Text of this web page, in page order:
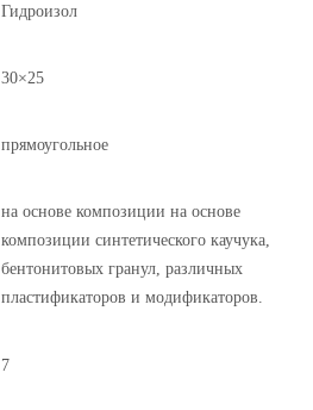
Гидроизол
30×25
прямоугольное
на основе композиции на основе
композиции синтетического каучука,
бентонитовых гранул, различных
пластификаторов и модификаторов.
7